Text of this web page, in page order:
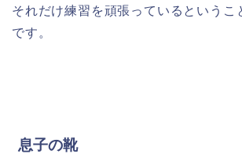
それだけ練習を頑張っているというこ
です。
息子の靴